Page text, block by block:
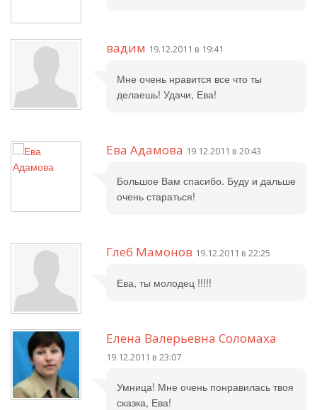
вадим 19.12.2011 в 19:41
Мне очень нравится все что ты
делаешь! Удачи, Ева!
Ева Адамова 19.12.2011 в 20:43
Большое Вам спасибо. Буду и дальше
очень стараться!
Глеб Мамонов 19.12.2011 в 22:25
Ева, ты молодец !!!!!
Елена Валерьевна Соломаха
19.12.2011 в 23:07
Умница! Мне очень понравилась твоя
сказка, Ева!